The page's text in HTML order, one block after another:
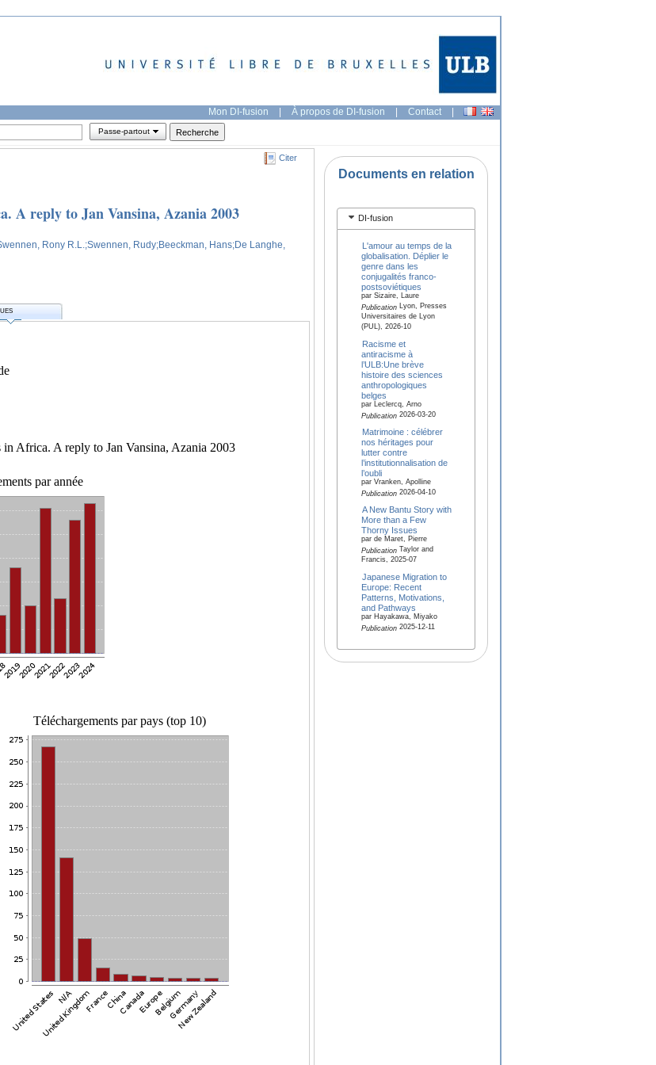
Mon DI-fusion | À propos de DI-fusion | Contact |
Passe-partout
Citer
A reply to Jan Vansina, Azania 2003
Rony R.L. ;Swennen, Rudy;Beeckman, Hans;De Langhe,
Documents en relation
DI-fusion
L'amour au temps de la
globalisation. Déplier le
genre dans les
conjugalités franco-
postsoviétiques
par Sizaire, Laure
PublicationLyon, Presses
Universitaires de Lyon
(PUL), 2026-10
Racisme et
antiracisme à
l’ULB:Une brève
histoire des sciences
anthropologiques
belges
par Leclercq, Arno
Publication2026-03-20
Matrimoine : célébrer
nos héritages pour
lutter contre
l’institutionnalisation de
l’oubli
par Vranken, Apolline
Publication2026-04-10
A New Bantu Story with
More than a Few
Thorny Issues
par de Maret, Pierre
PublicationTaylor and
Francis, 2025-07
Japanese Migration to
Europe: Recent
Patterns, Motivations,
and Pathways
par Hayakawa, Miyako
Publication2025-12-11